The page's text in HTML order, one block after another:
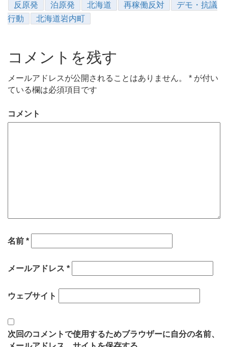
反原発 泊原発 北海道 再稼働反対
デモ・抗議
行動
北海道岩内町
コメントを残す
メールアドレスが公開されることはありません。 * が付い
ている欄は必須項目です
コメント
名前 *
メールアドレス *
ウェブサイト
次回のコメントで使用するためブラウザーに自分の名前、